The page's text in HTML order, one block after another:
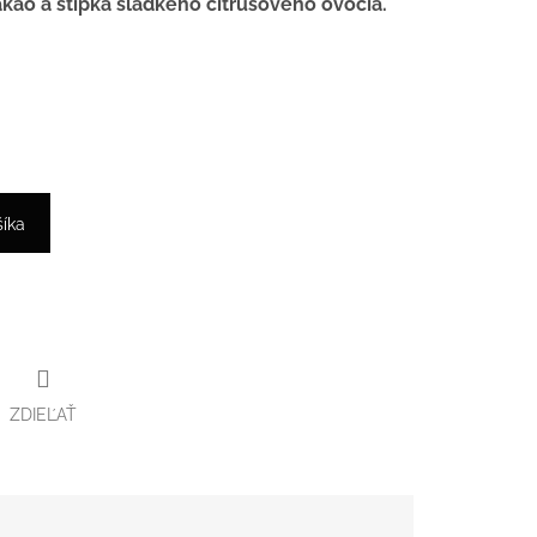
a štipka sladkého citrusového ovocia.
ZDIEĽAŤ